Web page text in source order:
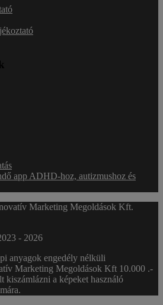
app ADHD-hoz, autizmushoz és
Marketing Megoldások Kft.
- 2026
anyagok engedély nélküli
Marketing Megoldások Kft 10.000 .-
kiszámlázni a képeket használó